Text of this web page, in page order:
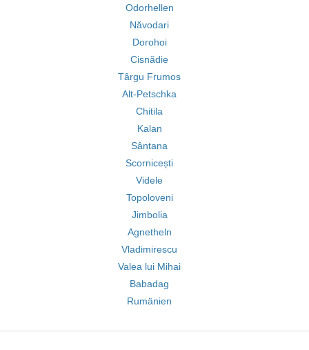
Odorhellen
Năvodari
Dorohoi
Cisnădie
Târgu Frumos
Alt-Petschka
Chitila
Kalan
Sântana
Scornicești
Videle
Topoloveni
Jimbolia
Agnetheln
Vladimirescu
Valea lui Mihai
Babadag
Rumänien